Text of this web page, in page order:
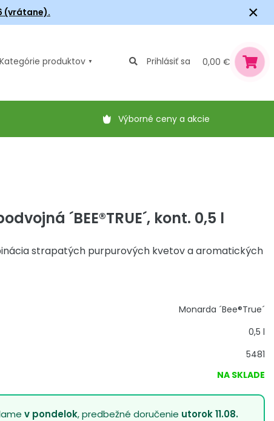
(vrátane). ×
Kategórie produktov Prihlásiť sa 0,00 €
Výborné ceny a akcie
´BEE®TRUE´, kont. 0,5 l
strapatých purpurových kvetov a aromatických
Monarda ´Bee®True´
0,5 l
5481
NA SKLADE
v pondelok, predbežné doručenie utorok 11.08.